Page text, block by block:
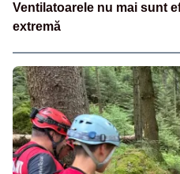
Ventilatoarele nu mai sunt
extremă